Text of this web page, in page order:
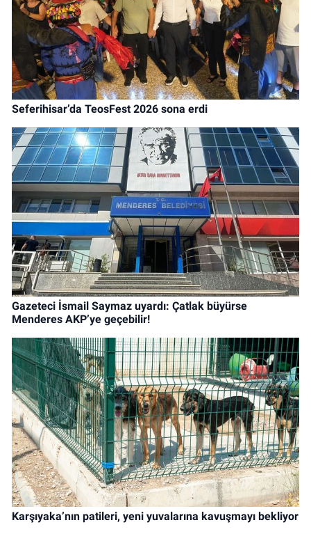
Seferihisar’da TeosFest 2026 sona erdi
Gazeteci İsmail Saymaz uyardı: Çatlak büyürse
Menderes AKP’ye geçebilir!
Karşıyaka’nın patileri, yeni yuvalarına kavuşmayı bekliyor